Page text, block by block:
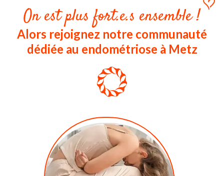
On est plus fort.e.s ensemble !
Alors rejoignez notre communauté
dédiée au endométriose à Metz